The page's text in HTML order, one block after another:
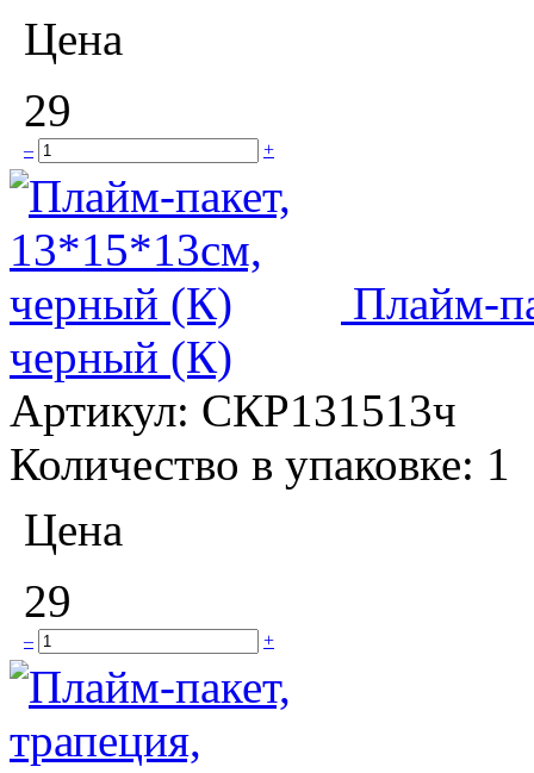
Цена
29
– +
Плайм-
черный (К)
Артикул: СКР131513ч
Количество в упаковке: 1
Цена
29
– +